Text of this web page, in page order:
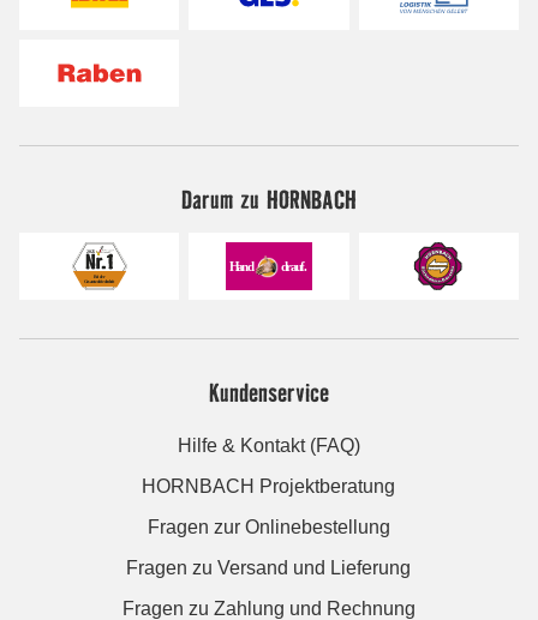
Darum zu HORNBACH
Kundenservice
Hilfe & Kontakt (FAQ)
HORNBACH Projektberatung
Fragen zur Onlinebestellung
Fragen zu Versand und Lieferung
Fragen zu Zahlung und Rechnung